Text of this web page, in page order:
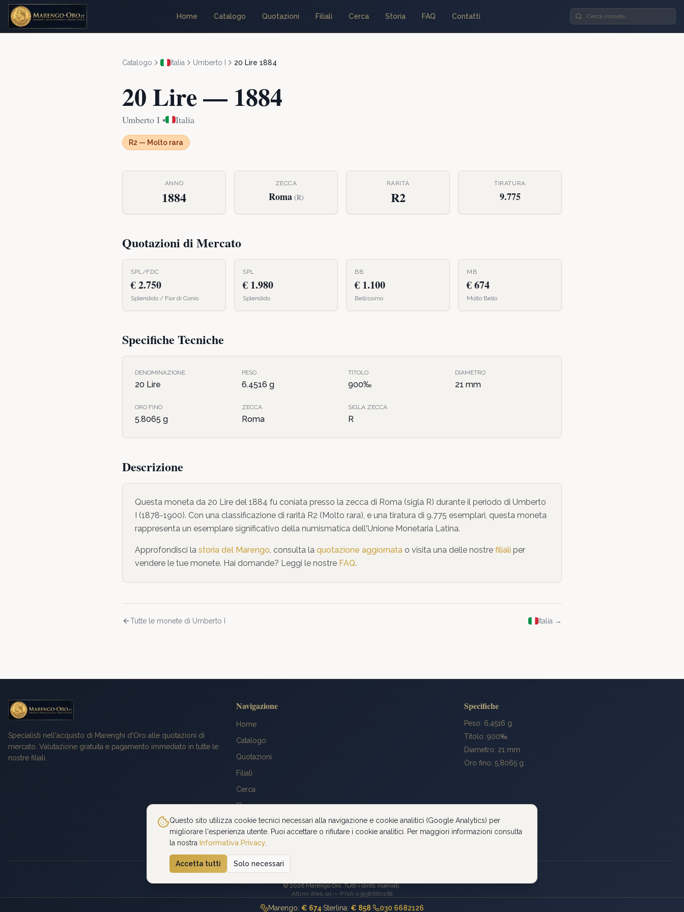
Home Catalogo Quotazioni Filiali Cerca Storia FAQ Contatti
Catalogo Italia Umberto I 20 Lire 1884
20 Lire— 1884
Umberto I • Italia
R2 — Molto rara
ANNO
1884
ZECCA
Roma (R)
RARITÀ
R2
TIRATURA
9.775
Quotazioni di Mercato
SPL/FDC
€ 2.750
Splendido / Fior di Conio
SPL
€ 1.980
Splendido
BB
€ 1.100
Bellissimo
MB
€ 674
Molto Bello
Specifiche Tecniche
DENOMINAZIONE
20 Lire
PESO
6.4516 g
TITOLO
900‰
DIAMETRO
21 mm
ORO FINO
5.8065 g
ZECCA
Roma
SIGLA ZECCA
R
Descrizione
Questa moneta da 20 Lire del 1884 fu coniata presso la zecca di Roma (sigla R) durante il periodo di Umberto
I (1878-1900). Con una classificazione di rarità R2 (Molto rara), e una tiratura di 9.775 esemplari, questa moneta
rappresenta un esemplare significativo della numismatica dell'Unione Monetaria Latina.
Approfondisci la storia del Marengo, consulta la quotazione aggiornata o visita una delle nostre filiali per
vendere le tue monete. Hai domande? Leggi le nostre FAQ.
Tutte le monete di Umberto I Italia →
Specialisti nell'acquisto di Marenghi d'Oro alle quotazioni di
mercato. Valutazione gratuita e pagamento immediato in tutte le
nostre filiali.
Navigazione
Home
Catalogo
Quotazioni
Filiali
Cerca
Storia
FAQ
Contatti
Specifiche
Peso: 6,4516 g
Titolo: 900‰
Diametro: 21 mm
Oro fino: 5,8065 g
©2026Marengo Oro. Tutti i diritti riservati.
Attimi Web srl — P.IVA 03938660168
Marengo: € 674·Sterlina: € 858· 030 6682126
Questo sito utilizza cookie tecnici necessari alla navigazione e cookie analitici (Google Analytics) per
migliorare l'esperienza utente. Puoi accettare o rifiutare i cookie analitici. Per maggiori informazioni consulta
la nostra Informativa Privacy
Accetta tutti Solo necessari